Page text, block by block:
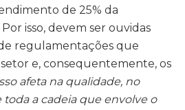
de 25% da
isso, devem ser ouvidas
regulamentações que
e, consequentemente, os
afeta na qualidade, no
toda a cadeia que envolve o